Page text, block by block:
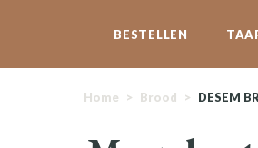
BESTELLEN
Home > Brood > DESEM